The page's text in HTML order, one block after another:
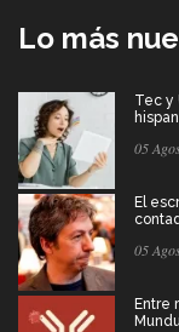
Lo más
Tec y
05
El
05
Entre